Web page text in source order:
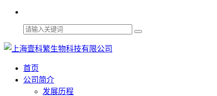
首页
公司简介
发展历程